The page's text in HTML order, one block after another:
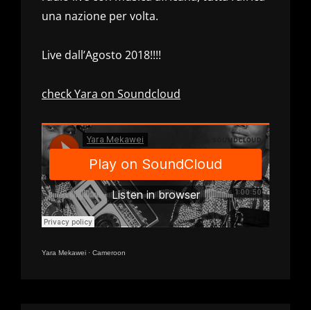
una nazione per volta.
Live dall’Agosto 2018!!!!
check Yara on Soundcloud
Yara Mekawei · Cameroon